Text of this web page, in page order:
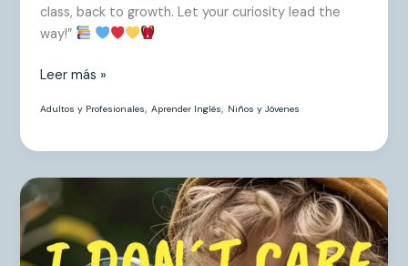
class, back to growth. Let your curiosity lead the
way!”
Leer más »
Adultos y Profesionales,Aprender Inglés, Niños y Jóvenes
don’t
care